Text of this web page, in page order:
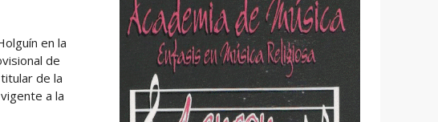
en la
de
de la
a la